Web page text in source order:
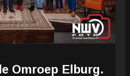
Omroep Elburg.